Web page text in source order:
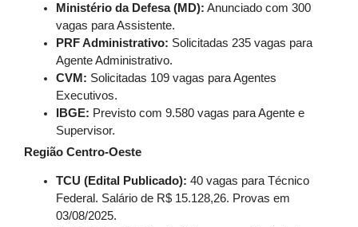
Ministério da Defesa (MD): Anunciado com 300
vagas para Assistente.
PRF Administrativo: Solicitadas 235 vagas para
Agente Administrativo.
CVM: Solicitadas 109 vagas para Agentes
Executivos.
IBGE: Previsto com 9.580 vagas para Agente e
Supervisor.
Região Centro-Oeste
TCU (Edital Publicado): 40 vagas para Técnico
Federal. Salário de R$ 15.128,26. Provas em
03/08/2025.